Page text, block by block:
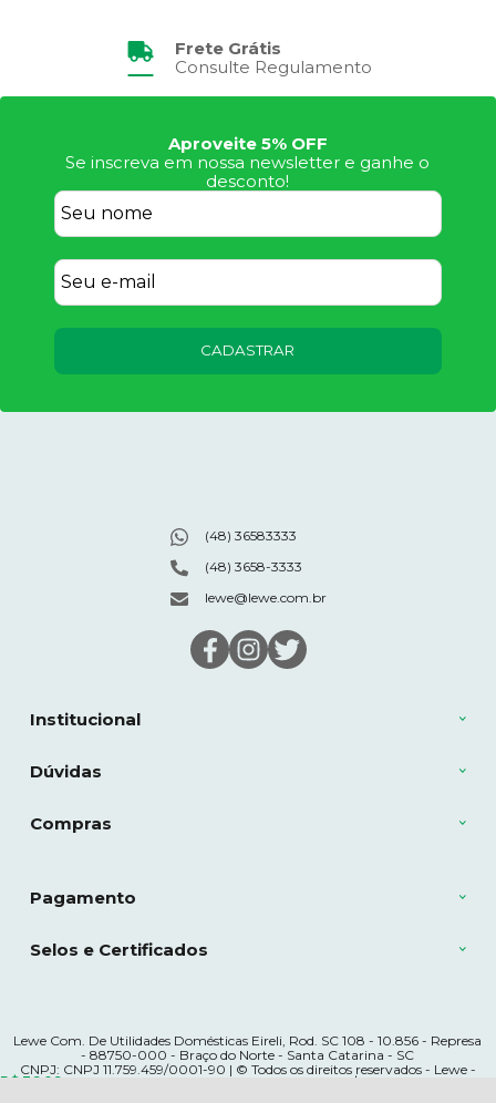
Frete Grátis
Consulte Regulamento
Aproveite 5% OFF
Se inscreva em nossa newsletter e ganhe o
desconto!
CADASTRAR
Institucional
Dúvidas
Compras
(48) 36583333
(48) 3658-3333
lewe@lewe.com.br
Pagamento
Selos e Certificados
Lewe Com. De Utilidades Domésticas Eireli, Rod. SC 108 - 10.856 - Represa
- 88750-000 - Braço do Norte - Santa Catarina - SC
CNPJ: CNPJ 11.759.459/0001-90 | © Todos os direitos reservados - Lewe -
R$ 36,09 5% OFF R$ 1,90